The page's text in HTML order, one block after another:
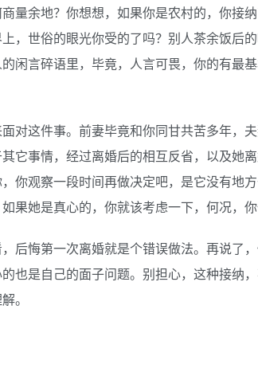
量余地？你想想，如果你是农村的，你接
，世俗的眼光你受的了吗？别人茶余饭后
闲言碎语里，毕竟，人言可畏，你的有最
对这件事。前妻毕竟和你同甘共苦多年，
它事情，经过离婚后的相互反省，以及她
你观察一段时间再做决定吧，是它没有地
果她是真心的，你就该考虑一下，何况，你
后悔第一次离婚就是个错误做法。再说了
也是自己的面子问题。别担心，这种接纳
。